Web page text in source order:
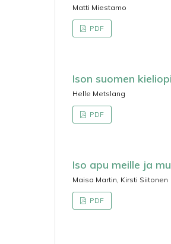
Matti Miestamo
PDF
Ison suomen
Helle Metslang
PDF
Iso apu meille ja
Maisa Martin, Kirsti Siitonen
PDF